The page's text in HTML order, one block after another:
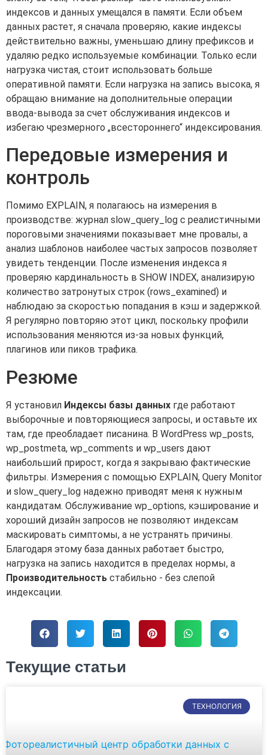
индексов и данных умещался в памяти. Если объем
данных растет, я сначала проверяю, какие индексы
действительно важны, уменьшаю длину префиксов и
удаляю редко используемые комбинации. Только если
нагрузка чистая, стоит использовать больше
оперативной памяти. Если нагрузка на запись высока, я
обращаю внимание на дополнительные операции
ввода-вывода за счет обслуживания индексов и
избегаю чрезмерного „всестороннего“ индексирования.
Передовые измерения и
контроль
Помимо EXPLAIN, я полагаюсь на измерения в
производстве: журнал slow_query_log с реалистичными
пороговыми значениями показывает мне провалы, а
анализ шаблонов наиболее частых запросов позволяет
увидеть тенденции. После изменения индекса я
проверяю кардинальность в SHOW INDEX, анализирую
количество затронутых строк (rows_examined) и
наблюдаю за скоростью попадания в кэш и задержкой.
Я регулярно повторяю этот цикл, поскольку профили
использования меняются из-за новых функций,
плагинов или пиков трафика.
Резюме
Я установил Индексы базы данных где работают
выборочные и повторяющиеся запросы, и оставьте их
там, где преобладает писанина. В WordPress wp_posts,
wp_postmeta, wp_comments и wp_users дают
наибольший прирост, когда я закрываю фактические
фильтры. Измерения с помощью EXPLAIN, Query Monitor
и slow_query_log надежно приводят меня к нужным
кандидатам. Обслуживание wp_options, кэширование и
хороший дизайн запросов не позволяют индексам
маскировать симптомы, а не устранять причины.
Благодаря этому база данных работает быстро,
нагрузка на запись находится в пределах нормы, а
Производительность стабильно - без слепой
индексации.
Текущие статьи
ТЕХНОЛОГИЯ